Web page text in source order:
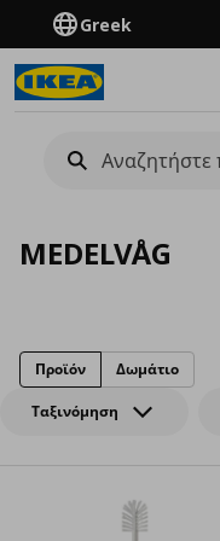
Greek
MEDELVÅG
Ταξινόμηση
Προϊόν Δωμάτιο